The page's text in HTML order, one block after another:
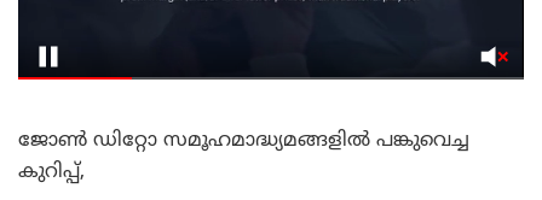
ജോൺ ഡിറ്റോ സമൂഹമാദ്ധ്യമങ്ങളിൽ പങ്കുവെച്ച
കുറിപ്പ്,